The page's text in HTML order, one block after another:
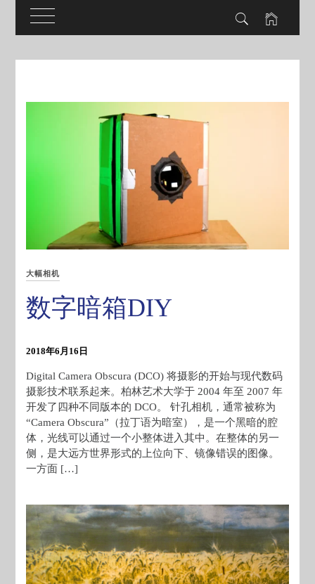
content
大幅相机
数字暗箱DIY
2018年6月16日
Digital Camera Obscura (DCO) 将摄影的开始与现代数码
摄影技术联系起来。柏林艺术大学于 2004 年至 2007 年
开发了四种不同版本的 DCO。 针孔相机，通常被称为
“Camera Obscura”（拉丁语为暗室），是一个黑暗的腔
体，光线可以通过一个小整体进入其中。在整体的另一
侧，是大远方世界形式的上位向下、镜像错误的图像。
一方面 […]